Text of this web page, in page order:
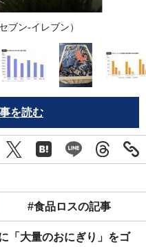
ン‐イレブン）
を読む
#食品ロスの記事
「大量のおにぎり」をゴ